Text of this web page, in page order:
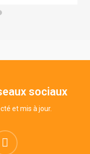
sociaux
et mis à jour.